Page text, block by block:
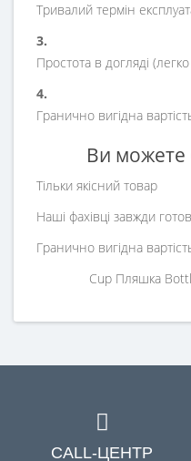
Тривалий термін
3.
Простота в догляді
4.
Гранично вигідна
Ви можете
Тільки якісний товар
Наші фахівці завжди
Гранично вигідна
Cup Пляшка
CALL-ЦЕНТР